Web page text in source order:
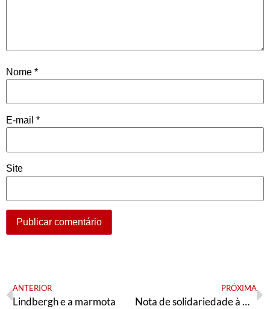
Nome *
E-mail *
Site
ANTERIOR
Lindbergh e a marmota
PRÓXIMA
Nota de solidariedade à Maira Pinheiro